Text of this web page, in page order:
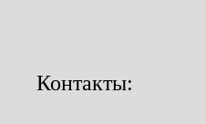
Контакты: